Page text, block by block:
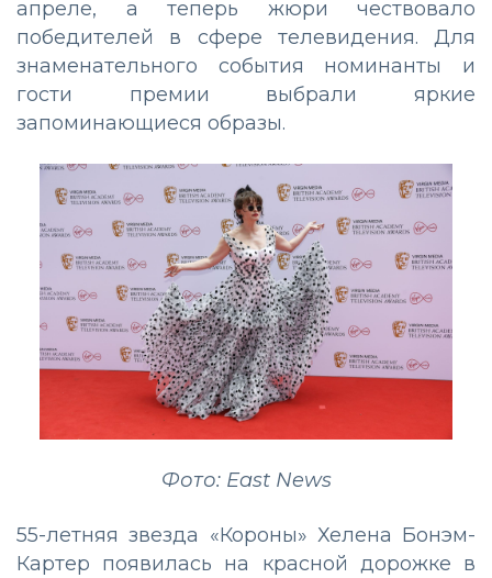
апреле, а теперь жюри чествовало
победителей в сфере телевидения. Для
знаменательного события номинанты и
гости премии выбрали яркие
запоминающиеся образы.
Фото: East News
55-летняя звезда «Короны» Хелена Бонэм-
Картер появилась на красной дорожке в